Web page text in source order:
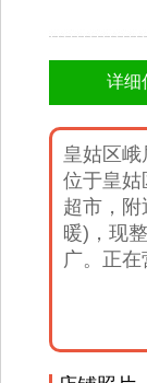
详细
皇姑区
位于皇姑
超市，
暖)，现
广。正